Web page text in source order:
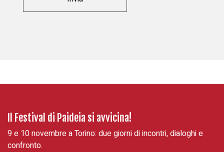
Il Festival di Paideia si avvicina!
9 e 10 novembre a Torino: due giorni di incontri, dialoghi e
confronto.